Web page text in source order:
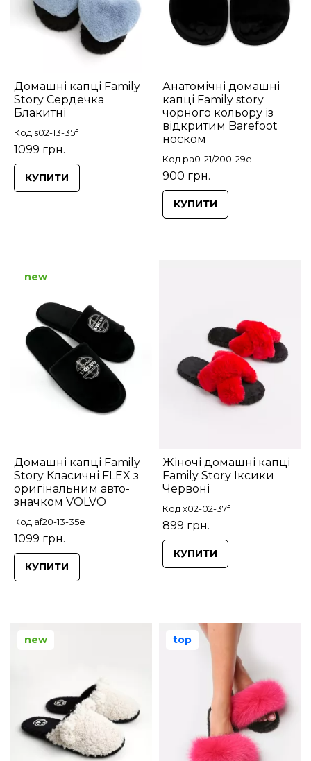
Домашні капці Family
Story Сердечка
Блакитні
Код s02-13-35f
1099 грн.
КУПИТИ
Анатомічні домашні
капці Family story
чорного кольору із
відкритим Barefoot
носком
Код pa0-21/200-29e
900 грн.
КУПИТИ
Домашні капці Family
Story Класичні FLEX з
оригінальним авто-
значком VOLVO
Код af20-13-35e
1099 грн.
new
КУПИТИ
Жіночі домашні капці
Family Story Іксики
Червоні
Код x02-02-37f
899 грн.
КУПИТИ
new top